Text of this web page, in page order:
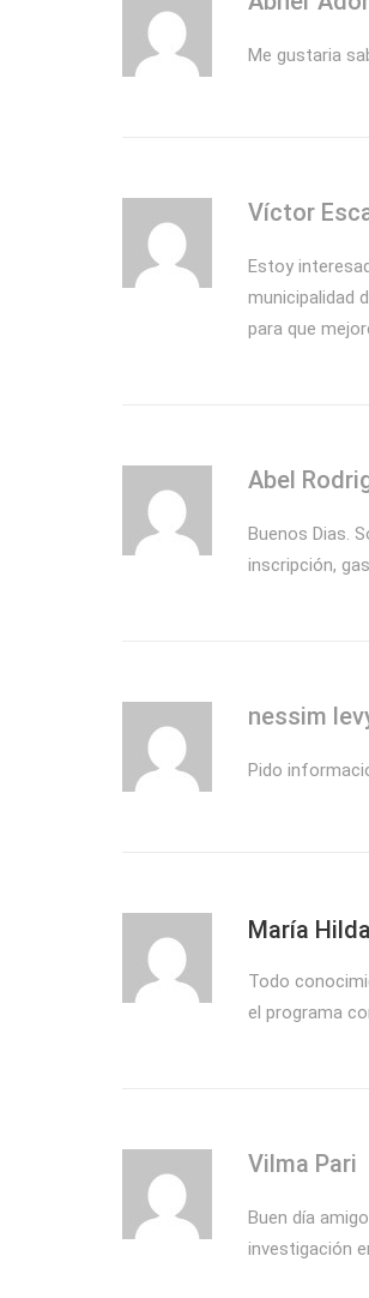
Me gustaria
Víctor
Estoy
municipalidad
para que
Abel
Buenos Dias.
inscripción,
nessim
Pido
María
Todo
el programa
Vilma Pari
Buen día
investigación